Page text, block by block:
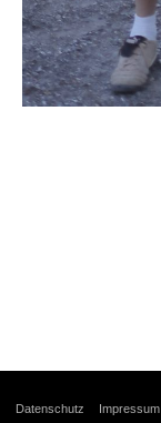
Datenschutz Impressum